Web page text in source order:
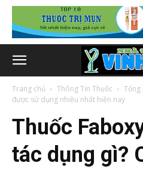
Trang chủ Thông Tin Thuốc
Tổng
được sử dụng nhiều nhất hiện nay
Thuốc
tác dụng gì?